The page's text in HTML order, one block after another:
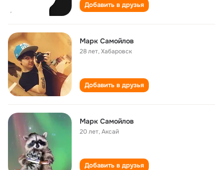
Добавить в друзья
Марк Самойлов
28 лет,Хабаровск
Добавить в друзья
Марк Самойлов
20 лет,Аксай
Добавить в друзья